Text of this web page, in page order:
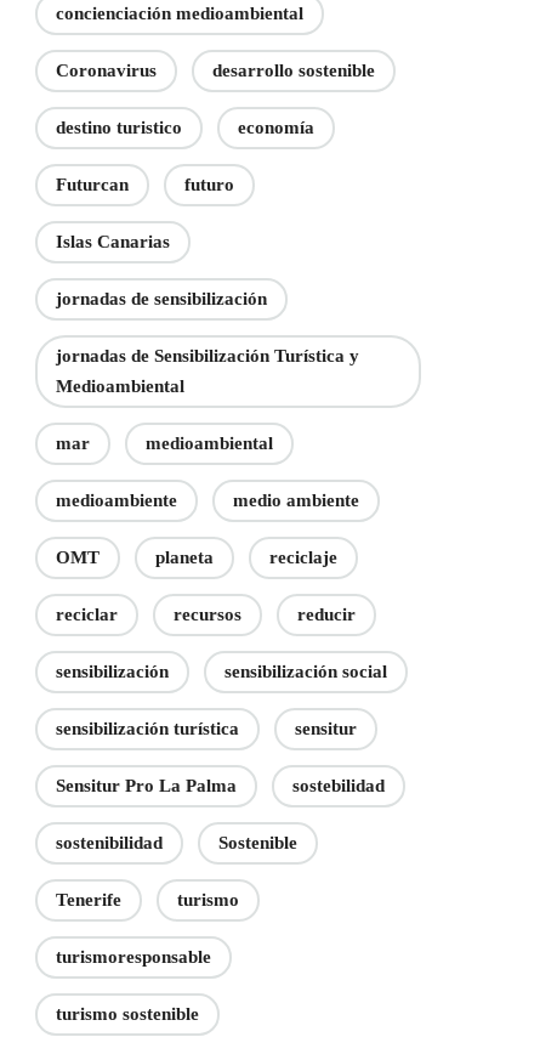
concienciación medioambiental
Coronavirus desarrollo sostenible
destino turistico economía
Futurcan futuro
Islas Canarias
jornadas de sensibilización
jornadas de Sensibilización Turística y
Medioambiental
mar medioambiental
medioambiente medio ambiente
OMT planeta reciclaje
reciclar recursos reducir
sensibilización sensibilización social
sensibilización turística sensitur
Sensitur Pro La Palma sostebilidad
sostenibilidad Sostenible
Tenerife turismo
turismoresponsable
turismo sostenible